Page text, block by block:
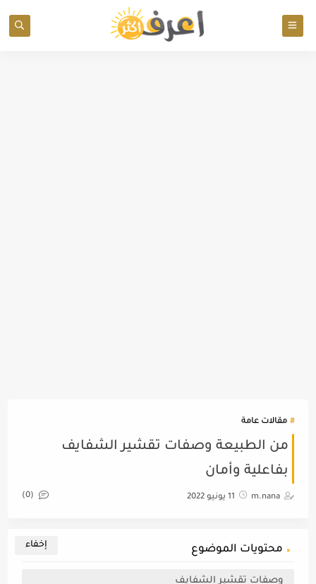
مقالات عامة
من الطبيعة وصفات تقشير الشفايف
بفاعلية وأمان
m.nana 11 يونيو 2022 (0)
محتويات الموضوع
وصفات تقشير الشفايف